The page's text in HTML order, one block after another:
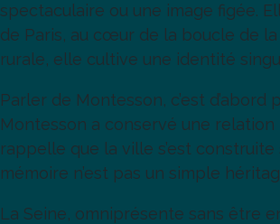
spectaculaire ou une image figée.
de Paris, au cœur de la boucle de
rurale, elle cultive une identité
Parler de Montesson, c’est
Montesson a conservé une
rappelle que la ville s’est
mémoire n’est pas un simple
La Seine, omniprésente sans être